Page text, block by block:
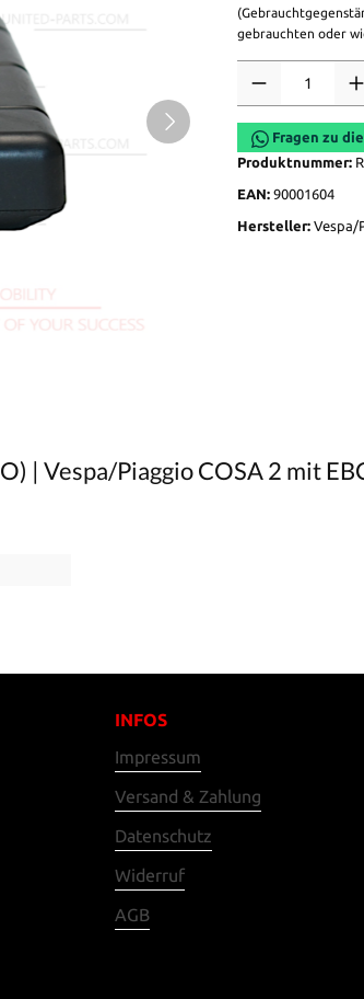
gebrauchten oder
Fragen zu
Produktnummer:
EAN: 90001604
Hersteller: Vespa/
| Vespa/Piaggio COSA 2 mit
INFOS
Impressum
Versand & Zahlung
Datenschutz
Widerruf
AGB